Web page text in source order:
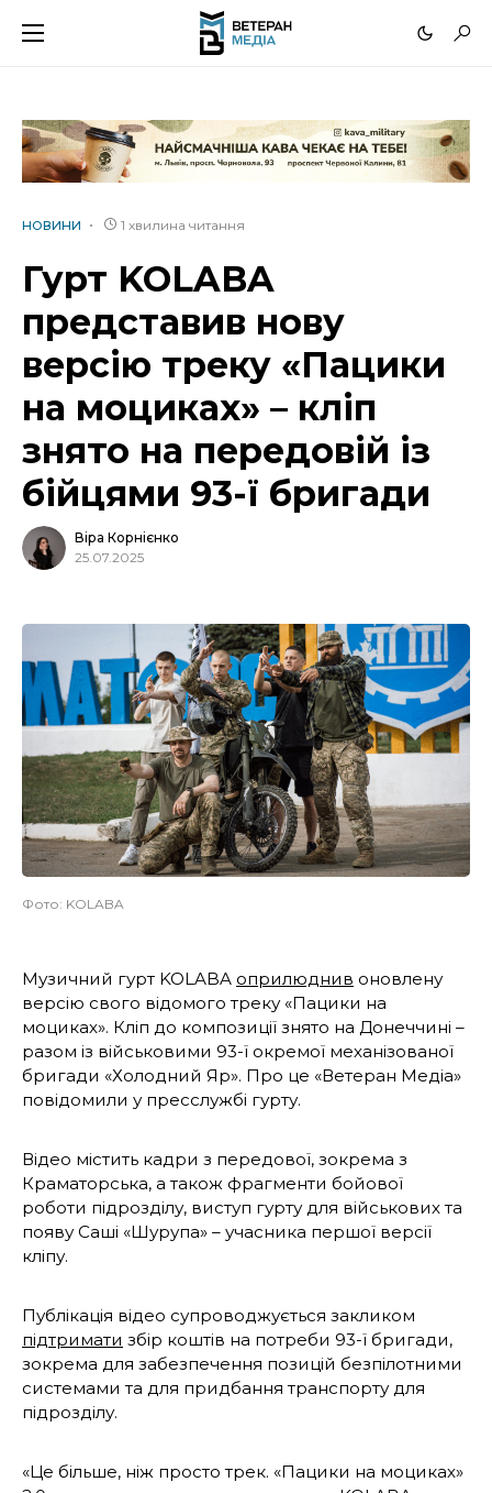
НОВИНИ 1 хвилина читання
Гурт KOLABA
представив нову
версію треку «Пацики
на моциках» – кліп
знято на передовій із
бійцями 93-ї бригади
Віра Корнієнко
25.07.2025
Фото: KOLABA
Музичний гурт KOLABA оприлюднив оновлену
версію свого відомого треку «Пацики на
моциках». Кліп до композиції знято на Донеччині –
разом із військовими 93-ї окремої механізованої
бригади «Холодний Яр». Про це «Ветеран Медіа»
повідомили у пресслужбі гурту.
Відео містить кадри з передової, зокрема з
Краматорська, а також фрагменти бойової
роботи підрозділу, виступ гурту для військових та
появу Саші «Шурупа» – учасника першої версії
кліпу.
Публікація відео супроводжується закликом
підтримати збір коштів на потреби 93-ї бригади,
зокрема для забезпечення позицій безпілотними
системами та для придбання транспорту для
підрозділу.
«Це більше, ніж просто трек. «Пацики на моциках»